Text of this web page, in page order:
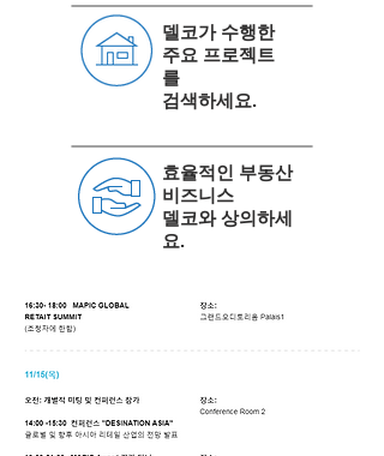
델코가 수행한
주요 프로젝트
를
검색하세요.
효율적인 부동산
비즈니스
델코와 상의하세
요.